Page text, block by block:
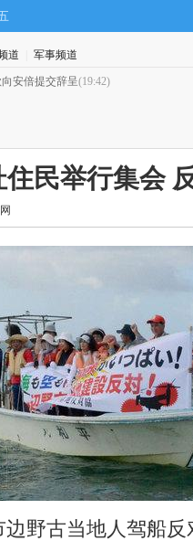
道 军事频道
安倍提交辞呈(19:42)
民举行集会
野古当地人驾船反